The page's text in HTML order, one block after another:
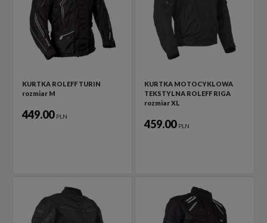
KURTKA ROLEFF TURIN
rozmiar M
449.00 PLN
KURTKA MOTOCYKLOWA
TEKSTYLNA ROLEFF RIGA
rozmiar XL
459.00 PLN